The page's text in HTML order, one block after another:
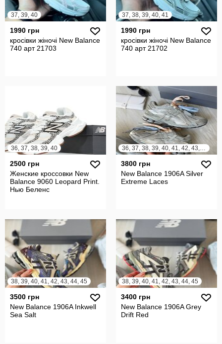
37, 39, 40
1990 грн
кросівки жіночі New Balance
740 арт 21703
37, 38, 39, 40, 41
1990 грн
кросівки жіночі New Balance
740 арт 21702
36, 37, 38, 39, 40
2500 грн
Женские кроссовки New
Balance 9060 Leopard Print.
Нью Беленс
36, 37, 38, 39, 40, 41, 42, 43, 44, 45
3800 грн
New Balance 1906A Silver
Extreme Laces
38, 39, 40, 41, 42, 43, 44, 45
3500 грн
New Balance 1906A Inkwell
Sea Salt
38, 39, 40, 41, 42, 43, 44, 45
3400 грн
New Balance 1906A Grey
Drift Red